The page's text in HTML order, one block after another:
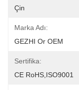
Çin
Marka Adı:
GEZHI Or OEM
Sertifika:
CE RoHS,ISO9001